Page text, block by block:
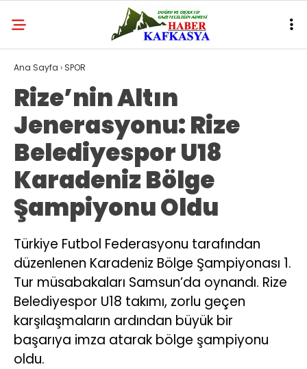
Ana Sayfa › SPOR
Rize’nin Altın
Jenerasyonu: Rize
Belediyespor U18
Karadeniz Bölge
Şampiyonu Oldu
Türkiye Futbol Federasyonu tarafından
düzenlenen Karadeniz Bölge Şampiyonası 1.
Tur müsabakaları Samsun’da oynandı. Rize
Belediyespor U18 takımı, zorlu geçen
karşılaşmaların ardından büyük bir
başarıya imza atarak bölge şampiyonu
oldu.